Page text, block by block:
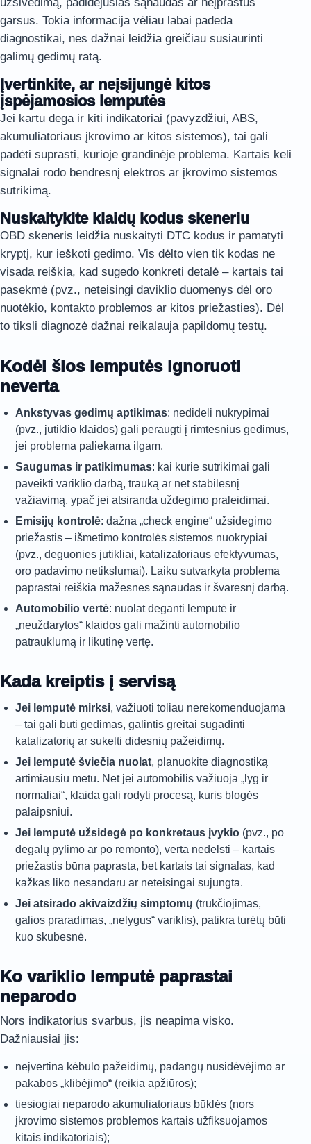
garsus. Tokia informacija vėliau labai padeda
diagnostikai, nes dažnai leidžia greičiau susiaurinti
galimų gedimų ratą.
Įvertinkite, ar neįsijungė kitos
įspėjamosios lemputės
Jei kartu dega ir kiti indikatoriai (pavyzdžiui, ABS,
akumuliatoriaus įkrovimo ar kitos sistemos), tai gali
padėti suprasti, kurioje grandinėje problema. Kartais keli
signalai rodo bendresnį elektros ar įkrovimo sistemos
sutrikimą.
Nuskaitykite klaidų kodus skeneriu
OBD skeneris leidžia nuskaityti DTC kodus ir pamatyti
kryptį, kur ieškoti gedimo. Vis dėlto vien tik kodas ne
visada reiškia, kad sugedo konkreti detalė – kartais tai
pasekmė (pvz., neteisingi daviklio duomenys dėl oro
nuotėkio, kontakto problemos ar kitos priežasties). Dėl
to tiksli diagnozė dažnai reikalauja papildomų testų.
Kodėl šios lemputės ignoruoti
neverta
Ankstyvas gedimų aptikimas: nedideli nukrypimai
(pvz., jutiklio klaidos) gali peraugti į rimtesnius gedimus,
jei problema paliekama ilgam.
Saugumas ir patikimumas: kai kurie sutrikimai gali
paveikti variklio darbą, trauką ar net stabilesnį
važiavimą, ypač jei atsiranda uždegimo praleidimai.
Emisijų kontrolė: dažna „check engine“ užsidegimo
priežastis – išmetimo kontrolės sistemos nuokrypiai
(pvz., deguonies jutikliai, katalizatoriaus efektyvumas,
oro padavimo netikslumai). Laiku sutvarkyta problema
paprastai reiškia mažesnes sąnaudas ir švaresnį darbą.
Automobilio vertė: nuolat deganti lemputė ir
„neuždarytos“ klaidos gali mažinti automobilio
patrauklumą ir likutinę vertę.
Kada kreiptis į servisą
Jei lemputė mirksi, važiuoti toliau nerekomenduojama
– tai gali būti gedimas, galintis greitai sugadinti
katalizatorių ar sukelti didesnių pažeidimų.
Jei lemputė šviečia nuolat, planuokite diagnostiką
artimiausiu metu. Net jei automobilis važiuoja „lyg ir
normaliai“, klaida gali rodyti procesą, kuris blogės
palaipsniui.
Jei lemputė užsidegė po konkretaus įvykio (pvz., po
degalų pylimo ar po remonto), verta nedelsti – kartais
priežastis būna paprasta, bet kartais tai signalas, kad
kažkas liko nesandaru ar neteisingai sujungta.
Jei atsirado akivaizdžių simptomų (trūkčiojimas,
galios praradimas, „nelygus“ variklis), patikra turėtų būti
kuo skubesnė.
Ko variklio lemputė paprastai
neparodo
Nors indikatorius svarbus, jis neapima visko.
Dažniausiai jis:
neįvertina kėbulo pažeidimų, padangų nusidėvėjimo ar
pakabos „klibėjimo“ (reikia apžiūros);
tiesiogiai neparodo akumuliatoriaus būklės (nors
įkrovimo sistemos problemos kartais užfiksuojamos
kitais indikatoriais);